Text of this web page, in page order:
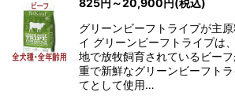
825円 ～20,900円(税込)
グリーンビーフトライプが主
イ グリーンビーフトライプは
地で放牧飼育されているビー
重で新鮮なグリーンビーフト
てとして使用…